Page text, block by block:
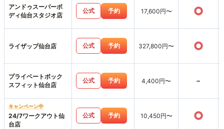
アンドゥスーパーボ
ディ仙台スタジオ店
公式 予約 17,600円〜 ○
ライザップ仙台店 公式 予約 327,800円〜 ○
プライベートボック
スフィット仙台店
公式 予約 4,400円〜 -
キャンペーン中
24/7ワークアウト仙
台店
公式 予約 10,450円〜 ○